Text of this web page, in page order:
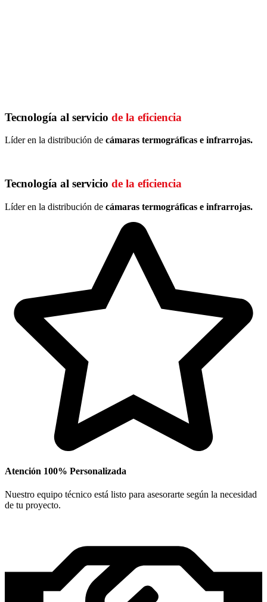
Tecnología al servicio de la eficiencia
Líder en la distribución de cámaras termográficas e infrarrojas.
Tecnología al servicio de la eficiencia
Líder en la distribución de cámaras termográficas e infrarrojas.
Atención 100% Personalizada
Nuestro equipo técnico está listo para asesorarte según la necesidad
de tu proyecto.